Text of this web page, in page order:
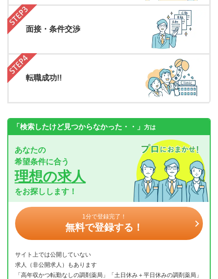
面接・条件交渉
転職成功!!
「検索したけど見つからなかった・・」 方は
あなたの
希望条件に合う
理想の求人
をお探しします！
1分で登録完了！
無料で登録する！
サイト上では公開していない
求人（非公開求人）もあります
「高年収かつ転勤なしの調剤薬局」「土日休み＋平日休みの調剤薬局」